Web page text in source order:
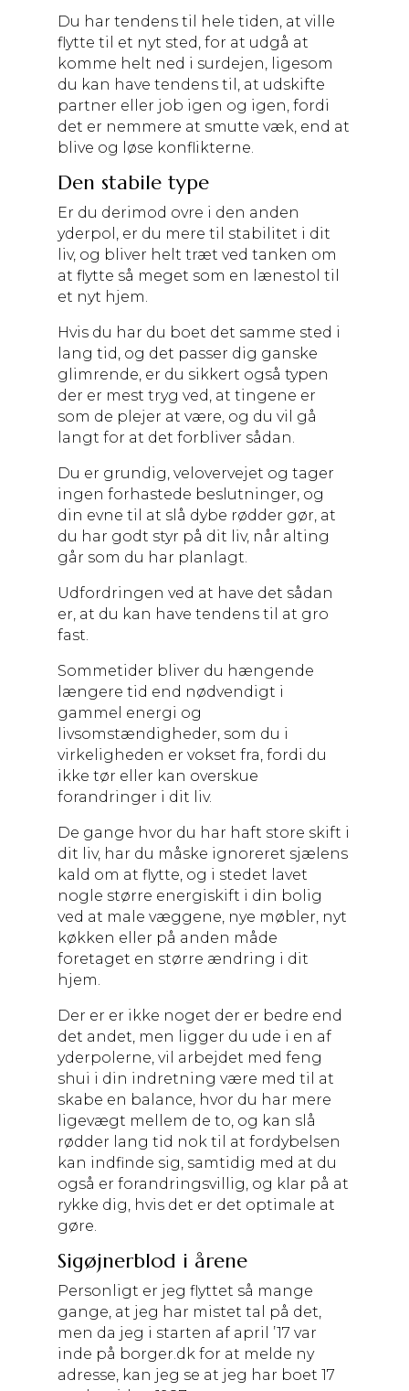
Du har tendens til hele tiden, at ville
flytte til et nyt sted, for at udgå at
komme helt ned i surdejen, ligesom
du kan have tendens til, at udskifte
partner eller job igen og igen, fordi
det er nemmere at smutte væk, end at
blive og løse konflikterne.
Den stabile type
Er du derimod ovre i den anden
yderpol, er du mere til stabilitet i dit
liv, og bliver helt træt ved tanken om
at flytte så meget som en lænestol til
et nyt hjem.
Hvis du har du boet det samme sted i
lang tid, og det passer dig ganske
glimrende, er du sikkert også typen
der er mest tryg ved, at tingene er
som de plejer at være, og du vil gå
langt for at det forbliver sådan.
Du er grundig, velovervejet og tager
ingen forhastede beslutninger, og
din evne til at slå dybe rødder gør, at
du har godt styr på dit liv, når alting
går som du har planlagt.
Udfordringen ved at have det sådan
er, at du kan have tendens til at gro
fast.
Sommetider bliver du hængende
længere tid end nødvendigt i
gammel energi og
livsomstændigheder, som du i
virkeligheden er vokset fra, fordi du
ikke tør eller kan overskue
forandringer i dit liv.
De gange hvor du har haft store skift i
dit liv, har du måske ignoreret sjælens
kald om at flytte, og i stedet lavet
nogle større energiskift i din bolig
ved at male væggene, nye møbler, nyt
køkken eller på anden måde
foretaget en større ændring i dit
hjem.
Der er er ikke noget der er bedre end
det andet, men ligger du ude i en af
yderpolerne, vil arbejdet med feng
shui i din indretning være med til at
skabe en balance, hvor du har mere
ligevægt mellem de to, og kan slå
rødder lang tid nok til at fordybelsen
kan indfinde sig, samtidig med at du
også er forandringsvillig, og klar på at
rykke dig, hvis det er det optimale at
gøre.
Sigøjnerblod i årene
Personligt er jeg flyttet så mange
gange, at jeg har mistet tal på det,
men da jeg i starten af april ’17 var
inde på borger.dk for at melde ny
adresse, kan jeg se at jeg har boet 17